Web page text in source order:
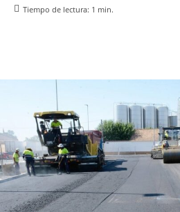
Tiempo de lectura: 1 min.